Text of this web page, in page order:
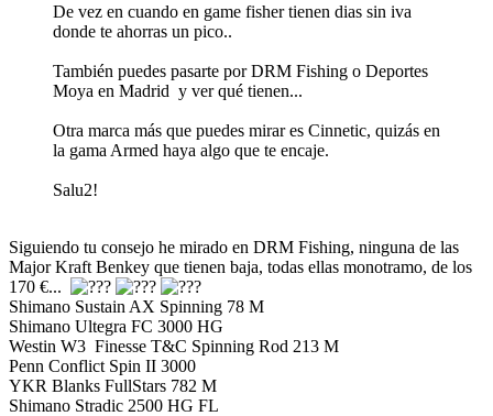
De vez en cuando en game fisher tienen dias sin iva
donde te ahorras un pico..
También puedes pasarte por DRM Fishing o Deportes
Moya en Madrid y ver qué tienen...
Otra marca más que puedes mirar es Cinnetic, quizás en
la gama Armed haya algo que te encaje.
Salu2!
Siguiendo tu consejo he mirado en DRM Fishing, ninguna de las
Major Kraft Benkey que tienen baja, todas ellas monotramo, de los
170 €...
Shimano Sustain AX Spinning 78 M
Shimano Ultegra FC 3000 HG
Westin W3 Finesse T&C Spinning Rod 213 M
Penn Conflict Spin II 3000
YKR Blanks FullStars 782 M
Shimano Stradic 2500 HG FL